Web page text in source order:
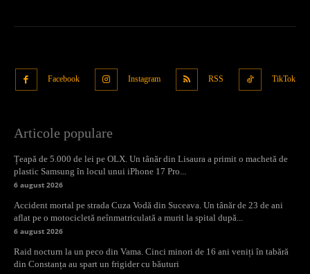
Facebook Instagram RSS TikTok
Articole populare
Țeapă de 5.000 de lei pe OLX. Un tânăr din Lisaura a primit o machetă de
plastic Samsung în locul unui iPhone 17 Pro...
6 august 2026
Accident mortal pe strada Cuza Vodă din Suceava. Un tânăr de 23 de ani
aflat pe o motocicletă neînmatriculată a murit la spital după...
6 august 2026
Raid nocturn la un peco din Vama. Cinci minori de 16 ani veniți în tabără
din Constanța au spart un frigider cu băuturi